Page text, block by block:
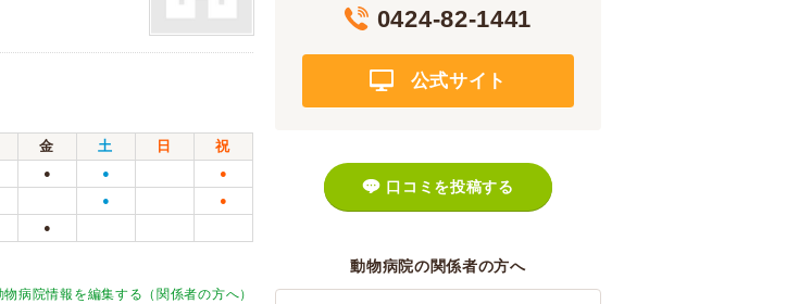
金 土 日
祝
● ● ●
● ●
●
物病院情報を編集する（関係者の方へ）
0424-82-1441
公式サイト
口コミを投稿する
動物病院の関係者の方へ